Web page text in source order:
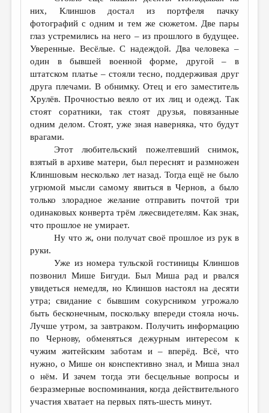
них, Клиншов достал из портфеля пачку
фотографий с одним и тем же сюжетом. Две пары
глаз устремились на него – из прошлого в будущее.
Уверенные. Весёлые. С надеждой. Два человека –
один в бывшей военной форме, другой – в
штатском платье – стояли тесно, поддерживая друг
друга плечами. В обнимку. Отец и его заместитель
Хрулёв. Прочностью веяло от их лиц и одежд. Так
стоят соратники, так стоят друзья, повязанные
одним делом. Стоят, уже зная наверняка, что будут
врагами.
Этот любительский пожелтевший снимок,
взятый в архиве матери, был переснят и размножен
Клиншовым несколько лет назад. Тогда ещё не было
угрюмой мысли самому явиться в Чернов, а было
только злорадное желание отправить почтой три
одинаковых конверта трём лжесвидетелям. Как знак,
что прошлое не умирает.
Ну что ж, они получат своё прошлое из рук в
руки.
Уже из номера тульской гостиницы Клиншов
позвонил Мише Бигуди. Был Миша рад и рвался
увидеться немедля, но Клиншов настоял на десяти
утра; свидание с бывшим сокурсником угрожало
быть бесконечным, поскольку впереди стояла ночь.
Лучше утром, за завтраком. Получить информацию
по Чернову, обменяться дежурным интересом к
чужим житейским заботам и – вперёд. Всё, что
нужно, о Мише он конспективно знал, и Миша знал
о нём. И зачем тогда эти бесцельные вопросы и
безразмерные воспоминания, когда действительного
участия хватает на первых пять-шесть минут.